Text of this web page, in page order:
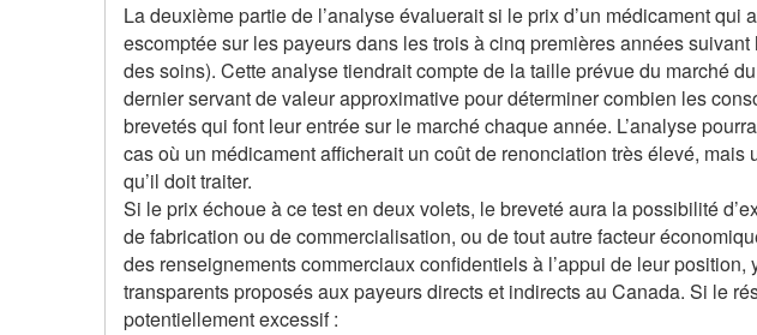
La deuxième partie de l’analyse évaluerait si le prix d’un médicament
escomptée sur les payeurs dans les trois à cinq premières années
des soins). Cette analyse tiendrait compte de la taille prévue du marché
dernier servant de valeur approximative pour déterminer combien les
brevetés qui font leur entrée sur le marché chaque année. L’analyse
cas où un médicament afficherait un coût de renonciation très élevé,
qu’il doit traiter.
Si le prix échoue à ce test en deux volets, le breveté aura la possibilité
de fabrication ou de commercialisation, ou de tout autre facteur
des renseignements commerciaux confidentiels à l’appui de leur
transparents proposés aux payeurs directs et indirects au Canada. Si le
potentiellement excessif :